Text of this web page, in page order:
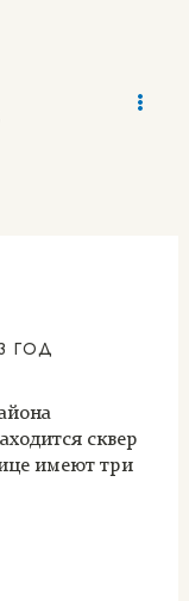
ГОД
сквер
имеют три